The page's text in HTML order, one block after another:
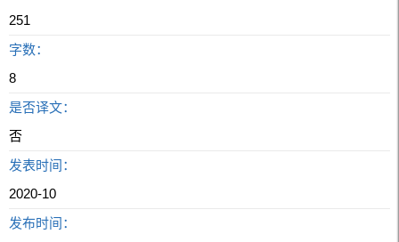
251
字数：
8
是否译文：
否
发表时间：
2020-10
发布时间：